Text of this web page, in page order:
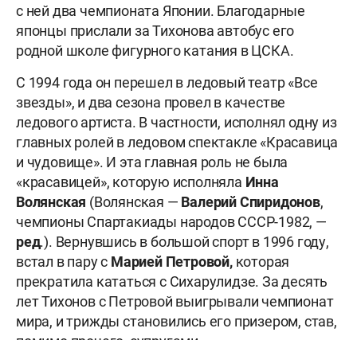
с ней два чемпионата Японии. Благодарные
японцы прислали за Тихонова автобус его
родной школе фигурного катания в ЦСКА.
С 1994 года он перешел в ледовый театр «Все
звезды», и два сезона провел в качестве
ледового артиста. В частности, исполнял одну из
главных ролей в ледовом спектакле «Красавица
и чудовище». И эта главная роль не была
«красавицей», которую исполняла Инна
Волянская (Волянская — Валерий Спиридонов,
чемпионы Спартакиады народов СССР-1982, —
ред.). Вернувшись в большой спорт в 1996 году,
встал в пару с Марией Петровой,которая
прекратила кататься с Сихарулидзе. За десять
лет Тихонов с Петровой выигрывали чемпионат
мира, и трижды становились его призером, став,